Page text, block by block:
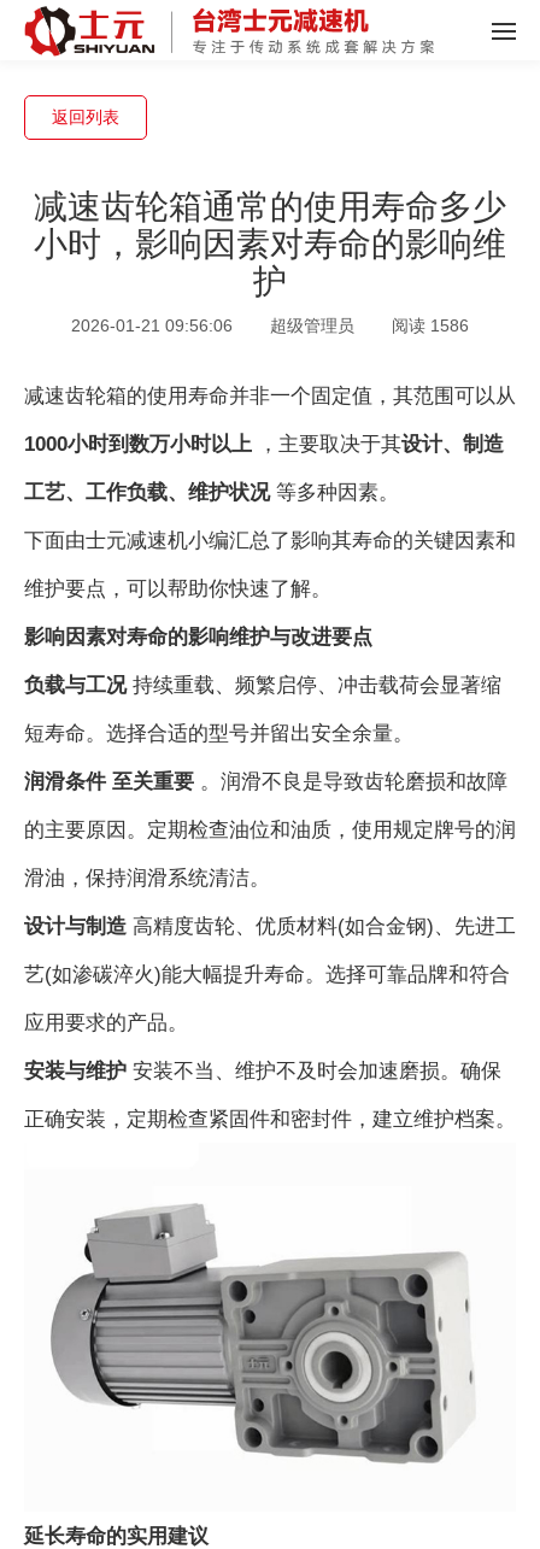
返回列表
减速齿轮箱通常的使用寿命多少
小时，影响因素对寿命的影响维
护
2026-01-21 09:56:06 超级管理员 阅读 1586
减速齿轮箱的使用寿命并非一个固定值，其范围可以从
1000小时到数万小时以上 ，主要取决于其设计、制造
工艺、工作负载、维护状况等多种因素。
下面由士元减速机小编汇总了影响其寿命的关键因素和
维护要点，可以帮助你快速了解。
影响因素对寿命的影响维护与改进要点
负载与工况持续重载、频繁启停、冲击载荷会显著缩
短寿命。选择合适的型号并留出安全余量。
润滑条件 至关重要。润滑不良是导致齿轮磨损和故障
的主要原因。定期检查油位和油质，使用规定牌号的润
滑油，保持润滑系统清洁。
设计与制造高精度齿轮、优质材料(如合金钢)、先进工
艺(如渗碳淬火)能大幅提升寿命。选择可靠品牌和符合
应用要求的产品。
安装与维护安装不当、维护不及时会加速磨损。确保
正确安装，定期检查紧固件和密封件，建立维护档案。
延长寿命的实用建议